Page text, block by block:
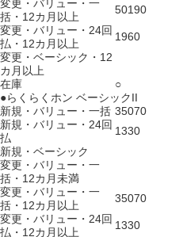
変更・バリュー・一
括・12カ月以上
50190
変更・バリュー・24回
払・12カ月以上
1960
変更・ベーシック・12
カ月以上
在庫
○
●らくらくホン ベーシックII
新規・バリュー・一括 35070
新規・バリュー・24回
払
1330
新規・ベーシック
変更・バリュー・一
括・12カ月未満
変更・バリュー・一
括・12カ月以上
35070
変更・バリュー・24回
払・12カ月以上
1330